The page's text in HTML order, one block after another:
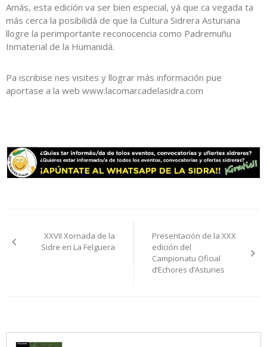
Amás, esta edición va ser bien especial, yá que ca vegada ta
más cerca la posibilidá de que la Cultura Sidrera Asturiana
llogre la perimportante reconocencia como Padremuñu
Inmaterial de la Humanidá.
Pa iscribise nes visites y llograr más información pue
aportase a la web www.lacomarcadelasidra.com
pelosXXVII Xornada de la
Sidre en La Felguera
Presentación de la XXX
edición del
Campionatu Oficial
d’Echores d’Asturies